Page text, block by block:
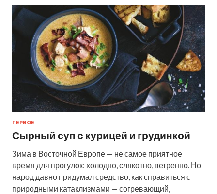
ПЕРВОЕ
Сырный суп с курицей и грудинкой
Зима в Восточной Европе — не самое приятное
время для прогулок: холодно, слякотно, ветренно. Но
народ давно придумал средство, как справиться с
природными катаклизмами — согревающий,